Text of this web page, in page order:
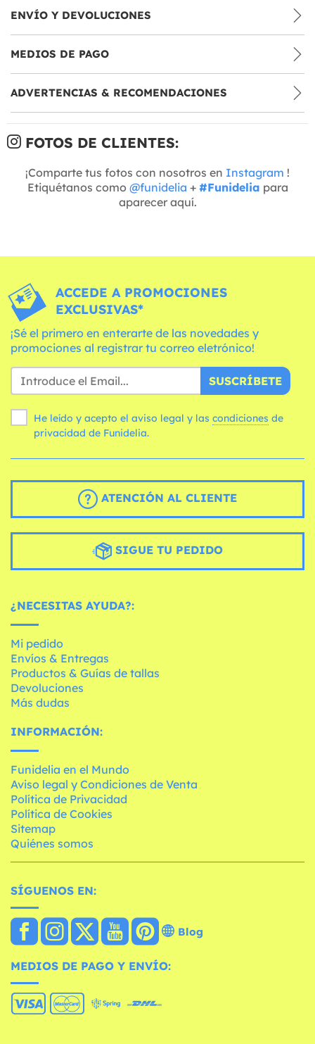
ENVÍO Y DEVOLUCIONES
MEDIOS DE PAGO
ADVERTENCIAS & RECOMENDACIONES
FOTOS DE CLIENTES:
¡Comparte tus fotos con nosotros en Instagram !
Etiquétanos como @funidelia + #Funidelia para
aparecer aquí.
ACCEDE A PROMOCIONES
EXCLUSIVAS*
¡Sé el primero en enterarte de las novedades y
promociones al registrar tu correo eletrónico!
SUSCRÍBETE
He leído y acepto el aviso legal y las condiciones
privacidad de Funidelia.
ATENCIÓN AL CLIENTE
SIGUE TU PEDIDO
¿NECESITAS AYUDA?:
Mi pedido
Envíos & Entregas
Productos & Guías de tallas
Devoluciones
Más dudas
INFORMACIÓN:
Funidelia en el Mundo
Aviso legal y Condiciones de Venta
Política de Privacidad
Política de Cookies
Sitemap
Quiénes somos
SÍGUENOS EN:
Blog
MEDIOS DE PAGO Y ENVÍO: